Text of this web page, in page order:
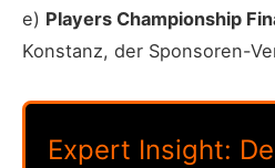
e) Players Championship
Konstanz, der Sponsoren-
Expert Insight: